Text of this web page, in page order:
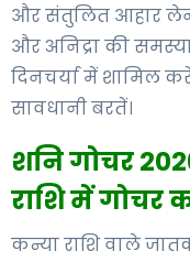
और संतुलित आहार
और अनिद्रा की
दिनचर्या में शामिल
सावधानी बरतें।
शनि गोचर
राशि में गोचर
कन्या राशि वाले